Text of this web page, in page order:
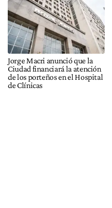
Jorge Macri anunció que la
Ciudad financiará la atención
de los porteños en el Hospital
de Clínicas